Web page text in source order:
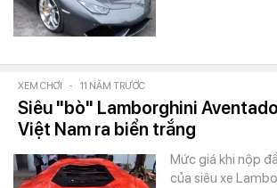
XEM CHƠI - 11 NĂM TRƯỚC
Siêu "bò" Lamborghini
Việt Nam ra biển trắng
Mức giá khi nộp
của siêu xe